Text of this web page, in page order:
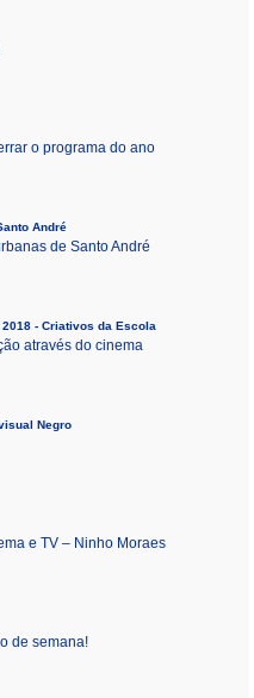
o programa do ano
André
de Santo André
- Criativos da Escola
através do cinema
Negro
e TV – Ninho Moraes
de semana!